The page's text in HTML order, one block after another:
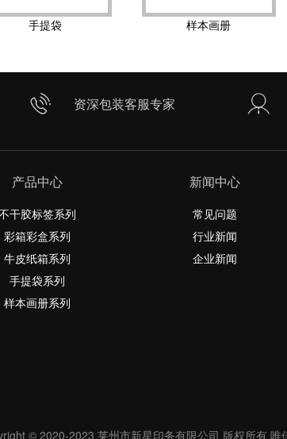
手提袋 样本画册
资深包装客服专家
产品中心
干胶标签系列
彩箱彩盒系列
牛皮纸箱系列
手提袋系列
样本画册系列
新闻中心
常见问题
行业新闻
企业新闻
© 2020-2023 莱州市新星印务有限公司 版权所有 唯